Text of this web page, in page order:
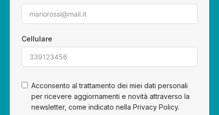
Cellulare
Acconsento al trattamento dei miei dati personali
per ricevere aggiornamenti e novità attraverso la
newsletter, come indicato nella Privacy Policy.